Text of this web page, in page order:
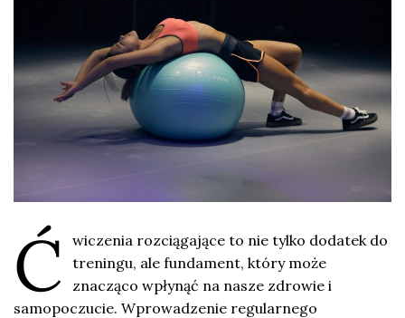
Ć
wiczenia rozciągające to nie tylko dodatek do
treningu, ale fundament, który może
znacząco wpłynąć na nasze zdrowie i
samopoczucie. Wprowadzenie regularnego